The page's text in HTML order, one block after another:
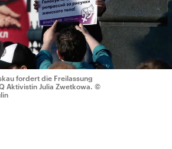
fordert die Freilassung
Aktivistin Julia Zwetkowa. ©